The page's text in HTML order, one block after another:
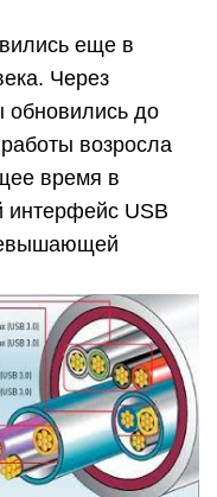
еще в
Через
обновились до
возросла
время в
интерфейс USB